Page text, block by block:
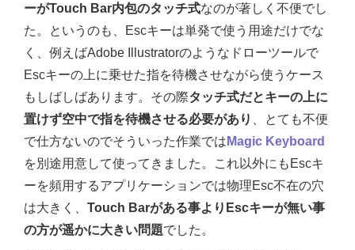
ーがTouch Bar内包のタッチ式なのが著しく不便でし
た。というのも、Escキーは単発で使う用途だけでな
く、例えばAdobe Illustratorのようなドローツールで
Escキーの上に乗せた指を待機させながら使うケース
もしばしばあります。その際タッチ式だとキーの上に
置けず空中で指を待機させる必要があり 、とても不便
で仕方ないのでそういった作業では Magic Keyboard
を別途用意して使ってきました。これ以外にもEscキ
ーを頻用するアプリケーションでは物理Esc不在の穴
は大きく、 Touch Barがある事よりEscキーが無い事
の方が遥かに大きい問題でした。